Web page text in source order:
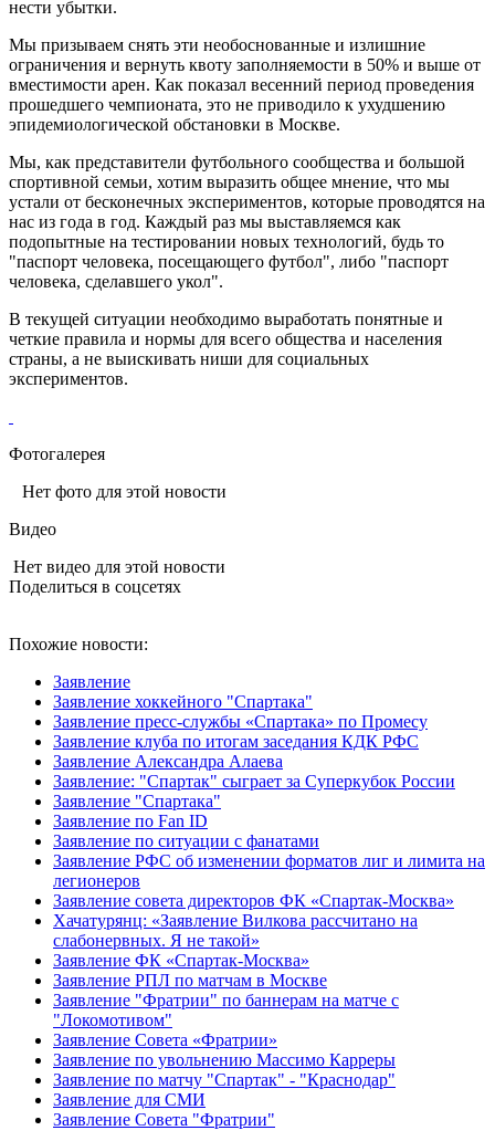
нести убытки.
Мы призываем снять эти необоснованные и излишние
ограничения и вернуть квоту заполняемости в 50% и выше от
вместимости арен. Как показал весенний период проведения
прошедшего чемпионата, это не приводило к ухудшению
эпидемиологической обстановки в Москве.
Мы, как представители футбольного сообщества и большой
спортивной семьи, хотим выразить общее мнение, что мы
устали от бесконечных экспериментов, которые проводятся на
нас из года в год. Каждый раз мы выставляемся как
подопытные на тестировании новых технологий, будь то
"паспорт человека, посещающего футбол", либо "паспорт
человека, сделавшего укол".
В текущей ситуации необходимо выработать понятные и
четкие правила и нормы для всего общества и населения
страны, а не выискивать ниши для социальных
экспериментов.
Фотогалерея
Нет фото для этой новости
Видео
Нет видео для этой новости
Поделиться в соцсетях
Похожие новости:
Заявление
Заявление хоккейного "Спартака"
Заявление пресс-службы «Спартака» по Промесу
Заявление клуба по итогам заседания КДК РФС
Заявление Александра Алаева
Заявление: "Спартак" сыграет за Суперкубок России
Заявление "Спартака"
Заявление по Fan ID
Заявление по ситуации с фанатами
Заявление РФС об изменении форматов лиг и лимита на
легионеров
Заявление совета директоров ФК «Спартак-Москва»
Хачатурянц: «Заявление Вилкова рассчитано на
слабонервных. Я не такой»
Заявление ФК «Спартак-Москва»
Заявление РПЛ по матчам в Москве
Заявление "Фратрии" по баннерам на матче с
"Локомотивом"
Заявление Совета «Фратрии»
Заявление по увольнению Массимо Карреры
Заявление по матчу "Спартак" - "Краснодар"
Заявление для СМИ
Заявление Совета "Фратрии"